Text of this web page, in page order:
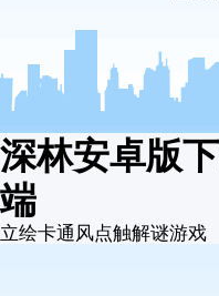
深林安卓版
端
立绘卡通风点触解谜游戏